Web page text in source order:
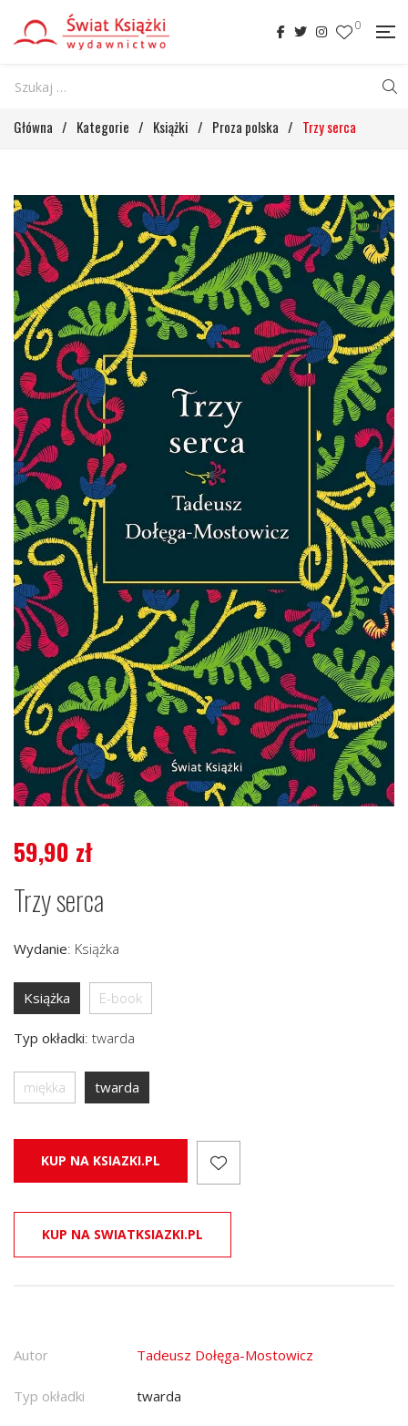
0
Główna / Kategorie / Książki / Proza polska / Trzy serca
59,90 zł
Trzy serca
Wydanie: Książka
Książka E-book
Typ okładki: twarda
miękka twarda
KUP NA KSIAZKI.PL
KUP NA SWIATKSIAZKI.PL
Autor Tadeusz Dołęga-Mostowicz
Typ okładki twarda